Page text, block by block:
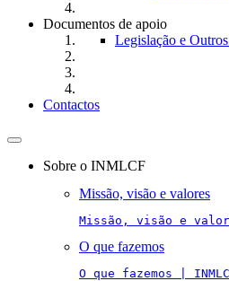
Documentos de apoio
Legislação e
Contactos
Toggle
navigationSobre o INMLCF
Missão, visão e valores
Missão, visão e
O que fazemos
O que fazemos |